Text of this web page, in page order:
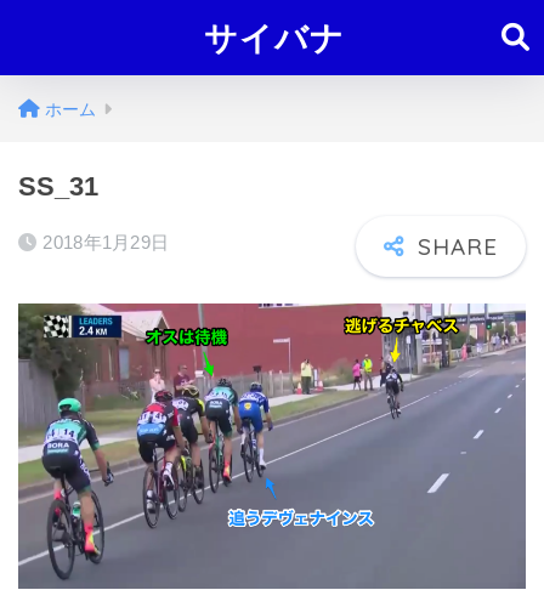
サイバナ
ホーム
SS_31
2018年1月29日